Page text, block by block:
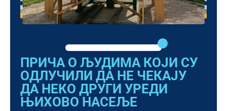
ПРИЧА О ЉУДИМА КОЈИ СУ
ОДЛУЧИЛИ ДА НЕ ЧЕКАЈУ
ДА НЕКО ДРУГИ УРЕДИ
ЊИХОВО НАСЕЉЕ